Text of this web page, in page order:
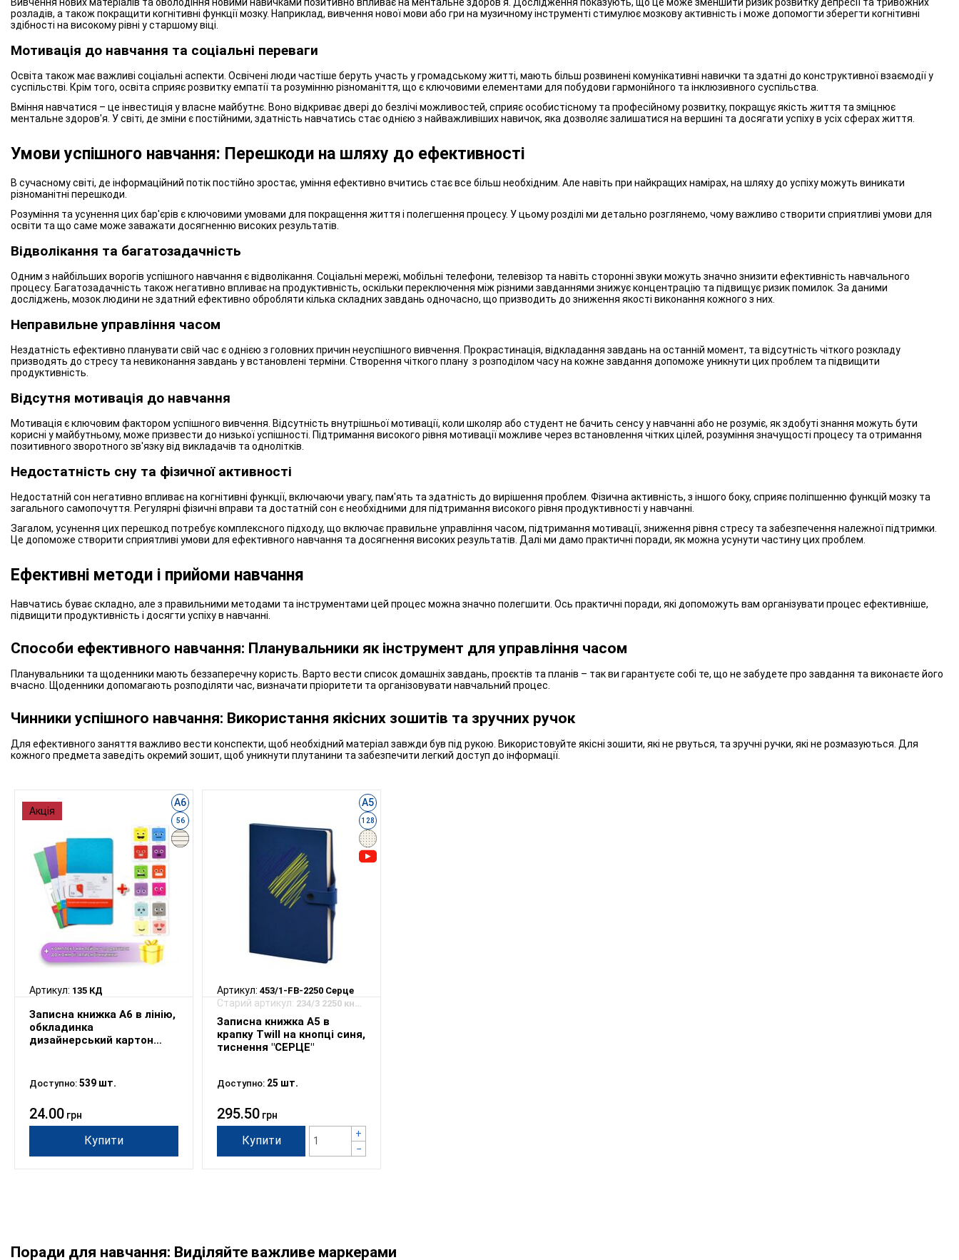
розладів, а також покращити когнітивні функції мозку. Наприклад, вивчення нової мови або гри на музичному інструменті стимулює мозкову активність і може допомогти зберегти когнітивні
здібності на високому рівні у старшому віці.
Мотивація до навчання та соціальні переваги
Освіта також має важливі соціальні аспекти. Освічені люди частіше беруть участь у громадському житті, мають більш розвинені комунікативні навички та здатні до конструктивної взаємодії у
суспільстві. Крім того, освіта сприяє розвитку емпатії та розумінню різноманіття, що є ключовими елементами для побудови гармонійного та інклюзивного суспільства.
Вміння навчатися – це інвестиція у власне майбутнє. Воно відкриває двері до безлічі можливостей, сприяє особистісному та професійному розвитку, покращує якість життя та зміцнює
ментальне здоров'я. У світі, де зміни є постійними, здатність навчатись стає однією з найважливіших навичок, яка дозволяє залишатися на вершині та досягати успіху в усіх сферах життя.
Умови успішного навчання: Перешкоди на шляху до ефективності
В сучасному світі, де інформаційний потік постійно зростає, уміння ефективно вчитись стає все більш необхідним. Але навіть при найкращих намірах, на шляху до успіху можуть виникати
різноманітні перешкоди.
Розуміння та усунення цих бар'єрів є ключовими умовами для покращення життя і полегшення процесу. У цьому розділі ми детально розглянемо, чому важливо створити сприятливі умови для
освіти та що саме може заважати досягненню високих результатів.
Відволікання та багатозадачність
Одним з найбільших ворогів успішного навчання є відволікання. Соціальні мережі, мобільні телефони, телевізор та навіть сторонні звуки можуть значно знизити ефективність навчального
процесу. Багатозадачність також негативно впливає на продуктивність, оскільки переключення між різними завданнями знижує концентрацію та підвищує ризик помилок. За даними
досліджень, мозок людини не здатний ефективно обробляти кілька складних завдань одночасно, що призводить до зниження якості виконання кожного з них.
Неправильне управління часом
Нездатність ефективно планувати свій час є однією з головних причин неуспішного вивчення. Прокрастинація, відкладання завдань на останній момент, та відсутність чіткого розкладу
призводять до стресу та невиконання завдань у встановлені терміни. Створення чіткого плану з розподілом часу на кожне завдання допоможе уникнути цих проблем та підвищити
продуктивність.
Відсутня мотивація до навчання
Мотивація є ключовим фактором успішного вивчення. Відсутність внутрішньої мотивації, коли школяр або студент не бачить сенсу у навчанні або не розуміє, як здобуті знання можуть бути
корисні у майбутньому, може призвести до низької успішності. Підтримання високого рівня мотивації можливе через встановлення чітких цілей, розуміння значущості процесу та отримання
позитивного зворотного зв'язку від викладачів та однолітків.
Недостатність сну та фізичної активності
Недостатній сон негативно впливає на когнітивні функції, включаючи увагу, пам'ять та здатність до вирішення проблем. Фізична активність, з іншого боку, сприяє поліпшенню функцій мозку та
загального самопочуття. Регулярні фізичні вправи та достатній сон є необхідними для підтримання високого рівня продуктивності у навчанні.
Загалом, усунення цих перешкод потребує комплексного підходу, що включає правильне управління часом, підтримання мотивації, зниження рівня стресу та забезпечення належної підтримки.
Це допоможе створити сприятливі умови для ефективного навчання та досягнення високих результатів. Далі ми дамо практичні поради, як можна усунути частину цих проблем.
Ефективні методи і прийоми навчання
Навчатись буває складно, але з правильними методами та інструментами цей процес можна значно полегшити. Ось практичні поради, які допоможуть вам організувати процес ефективніше,
підвищити продуктивність і досягти успіху в навчанні.
Способи ефективного навчання: Планувальники як інструмент для управління часом
Планувальники та щоденники мають беззаперечну користь. Варто вести список домашніх завдань, проєктів та планів – так ви гарантуєте собі те, що не забудете про завдання та виконаєте його
вчасно. Щоденники допомагають розподіляти час, визначати пріоритети та організовувати навчальний процес.
Чинники успішного навчання: Використання якісних зошитів та зручних ручок
Для ефективного заняття важливо вести конспекти, щоб необхідний матеріал завжди був під рукою. Використовуйте якісні зошити, які не рвуться, та зручні ручки, які не розмазуються. Для
кожного предмета заведіть окремий зошит, щоб уникнути плутанини та забезпечити легкий доступ до інформації.
Акція
А6
56
Артикул: 135 КД
Записна книжка А6 в лінію,
обкладинка
дизайнерський картон
24.00 грн
Доступно: 539 шт.
Купити
А5
128
Артикул: 453/1-FB-2250 Серце
Старий артикул: 234/3 2250 кнопка
Записна книжка А5 в
крапку Twill на кнопці синя,
тиснення "СЕРЦЕ"
295.50 грн
Доступно: 25 шт.
Купити
+
−
Поради для навчання: Виділяйте важливе маркерами